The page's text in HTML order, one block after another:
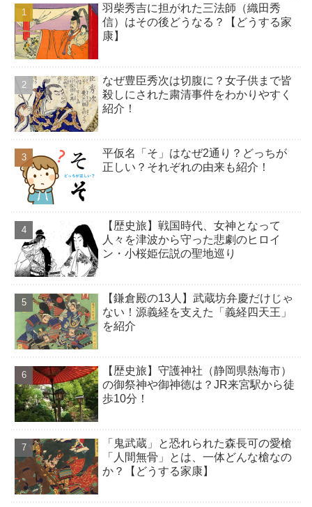
羽柴秀吉に担がれた三法師（織田秀
信）はその後どうなる？【どうする家
康】
なぜ豊臣秀次は切腹に？女子供まで皆
殺しにされた粛清事件をわかりやすく
紹介！
平仮名「そ」はなぜ2通り？どっちが
正しい？それぞれの由来も紹介！
【歴史旅】戦国時代、女神となって
人々を津波から守った悲劇のヒロイ
ン・小桜姫伝説の聖地巡り
【鎌倉殿の13人】武蔵坊弁慶だけじゃ
ない！源義経を支えた「義経四天王」
を紹介
【歴史旅】守護神社（静岡県熱海市）
の御祭神や御神徳は？JR来宮駅から徒
歩10分！
「鬼武蔵」と恐れられた森長可の愛槍
「人間無骨」とは、一体どんな槍なの
か？【どうする家康】